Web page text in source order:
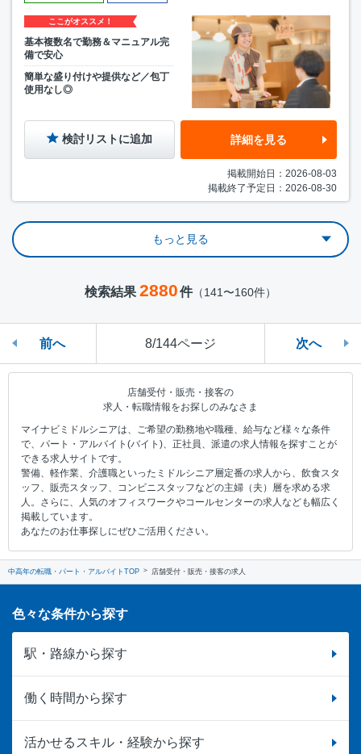
ここがオススメ！
基本複数名で勤務＆マニュアル完
備で安心
簡単な盛り付けや提供など／包丁
使用なし◎
検討リストに追加 詳細を見る
掲載開始日：2026-08-03
掲載終了予定日：2026-08-30
もっと見る
検索結果 2880件（141〜160件）
前へ 8/144ページ 次へ
店舗受付・販売・接客の
求人・転職情報をお探しのみなさま
マイナビミドルシニアは、ご希望の勤務地や職種、給与など様々な条件
で、パート・アルバイト(バイト)、正社員、派遣の求人情報を探すことが
できる求人サイトです。
警備、軽作業、介護職といったミドルシニア層定番の求人から、飲食スタ
ッフ、販売スタッフ、コンビニスタッフなどの主婦（夫）層を求める求
人。さらに、人気のオフィスワークやコールセンターの求人なども幅広く
掲載しています。
あなたのお仕事探しにぜひご活用ください。
中高年の転職・パート・アルバイトTOP 店舗受付・販売・接客の求人
色々な条件から探す
駅・路線から探す
働く時間から探す
活かせるスキル・経験から探す